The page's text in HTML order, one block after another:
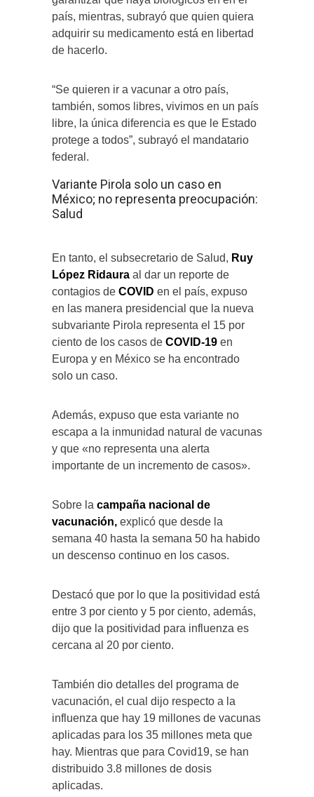
país, mientras, subrayó que quien quiera
adquirir su medicamento está en libertad
de hacerlo.
“Se quieren ir a vacunar a otro país,
también, somos libres, vivimos en un país
libre, la única diferencia es que le Estado
protege a todos”, subrayó el mandatario
federal.
Variante Pirola solo un caso en
México; no representa preocupación:
Salud
En tanto, el subsecretario de Salud, Ruy
López Ridaura al dar un reporte de
contagios de COVID en el país, expuso
en las manera presidencial que la nueva
subvariante Pirola representa el 15 por
ciento de los casos de COVID-19 en
Europa y en México se ha encontrado
solo un caso.
Además, expuso que esta variante no
escapa a la inmunidad natural de vacunas
y que «no representa una alerta
importante de un incremento de casos».
Sobre la campaña nacional de
vacunación, explicó que desde la
semana 40 hasta la semana 50 ha habido
un descenso continuo en los casos.
Destacó que por lo que la positividad está
entre 3 por ciento y 5 por ciento, además,
dijo que la positividad para influenza es
cercana al 20 por ciento.
También dio detalles del programa de
vacunación, el cual dijo respecto a la
influenza que hay 19 millones de vacunas
aplicadas para los 35 millones meta que
hay. Mientras que para Covid19, se han
distribuido 3.8 millones de dosis
aplicadas.